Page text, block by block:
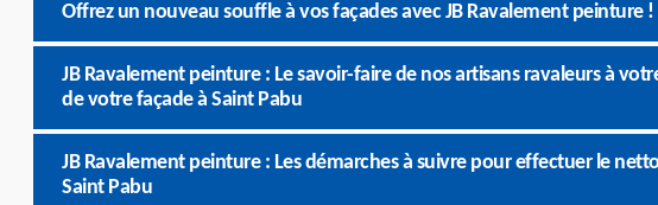
Offrez un nouveau souffle à vos façades avec JB Ravalement peinture !
JB Ravalement peinture : Le savoir-faire de nos artisans ravaleurs à
de votre façade à Saint Pabu
JB Ravalement peinture : Les démarches à suivre pour effectuer le
Saint Pabu